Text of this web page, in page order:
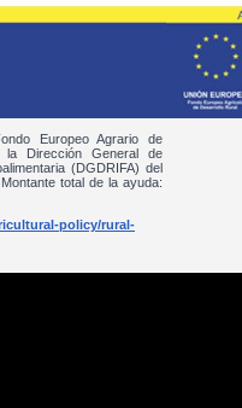
Europeo Agrario de
la Dirección General de
(DGDRIFA) del
total de la ayuda:
policy/rural-